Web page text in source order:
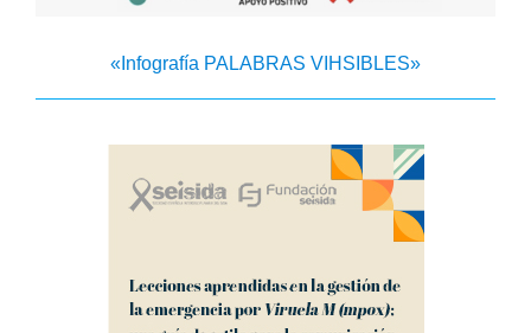
«Infografía PALABRAS VIHSIBLES»